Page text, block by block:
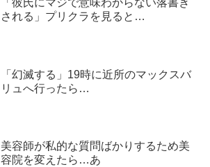
「彼氏にマジで意味わからない落書き
される」プリクラを見ると…
「幻滅する」19時に近所のマックスバ
リュへ行ったら…
美容師が私的な質問ばかりするため美
容院を変えたら…あ